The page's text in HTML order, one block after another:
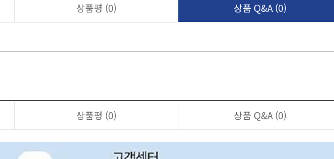
상품평 (0) 상품 Q&A (0)
상품평 (0) 상품 Q&A (0)